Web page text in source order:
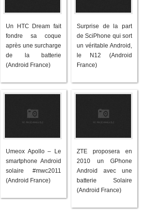
Un HTC Dream fait
fondre sa coque
après une surcharge
de la batterie
(Android France)
Surprise de la part
de SciPhone qui sort
un véritable Android,
le N12 (Android
France)
Umeox Apollo – Le
smartphone Android
solaire #mwc2011
(Android France)
ZTE proposera en
2010 un GPhone
Android avec une
batterie Solaire
(Android France)